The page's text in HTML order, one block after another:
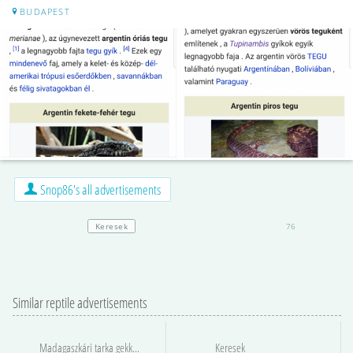
BUDAPEST
Snop86's all advertisements
Keresek 76
Similar reptile advertisements
Madagaszkári tarka gekkót keresek Keresek